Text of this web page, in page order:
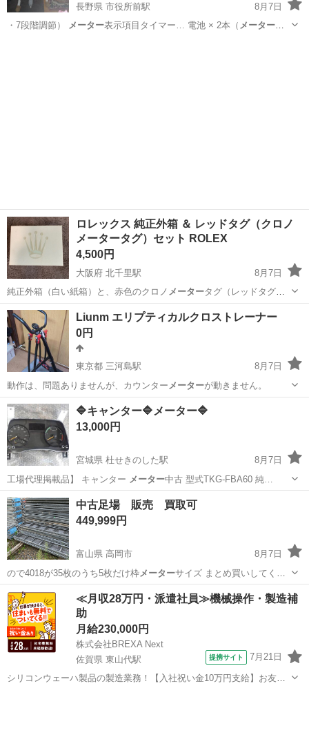
長野県 市役所前駅
8月7日
・7段階調節） メーター表示項目タイマー… 電池 × 2本（ メーター
ロレックス 純正外箱 ＆ レッドタグ（クロノ
メータータグ）セット ROLEX
4,500円
大阪府 北千里駅
8月7日
純正外箱（白い紙箱）と、赤色のクロノ メータータグ（レッドタグ）
のセットです。 以…
大阪 吹田市 その他
Liunm エリプティカルクロストレーナー
0円
東京都 三河島駅
8月7日
動作は、問題ありませんが、カウンター メーターが動きません。
東京 荒川区 三河島駅 フィットネス、トレーニング
🔷キャンター🔷メーター🔷
13,000円
宮城県 杜せきのした駅
8月7日
工場代理掲載品】 キャンター メーター 中古 型式TKG-FBA60 純…
宮城 名取市 杜せきのした駅 その他
中古足場 販売 買取可
449,999円
富山県 高岡市
8月7日
ので4018が35枚のうち5枚だけ枠メーターサイズ まとめ買いしてくれ
る方歓迎！…
富山 高岡市 その他 信和
≪月収28万円・派遣社員≫機械操作・製造補
助
月給230,000円
株式会社BREXA Next
佐賀県 東山代駅
提携サイト 7月21日
シリコンウェーハ製品の製造業務！【入社祝い金10万円支給】お友達